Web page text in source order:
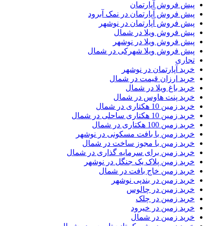
پیش فروش آپارتمان
پیش فروش آپارتمان در نمک آبرود
پیش فروش آپارتمان در نوشهر
پیش فروش ویلا در شمال
پیش فروش ویلا در نوشهر
پیش فروش ویلا شهرکی در شمال
تجاری
خرید آپارتمان در نوشهر
خرید ارزان قیمت در شمال
خرید باغ ویلا در شمال
خرید پنت هاوس در شمال
خرید زمین 10 هکتاری در شمال
خرید زمین 10 هکتاری ساحلی در شمال
خرید زمین 100 هکتاری در شمال
خرید زمین با بافت مسکونی در نوشهر
خرید زمین با مجوز ساخت در شمال
خرید زمین برای سرمایه گذاری در شمال
خرید زمین پلاک یک جنگل در نوشهر
خرید زمین خاج بافت در شمال
خرید زمین در بندپی نوشهر
خرید زمین در چالوس
خرید زمین در چلک
خرید زمین در خیرود
خرید زمین در شمال